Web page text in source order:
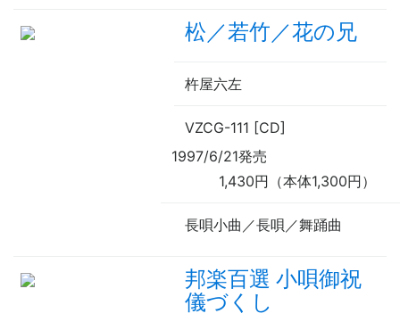
松／若竹／花の兄
杵屋六左
VZCG-111 [CD]
1997/6/21発売
1,430円（本体1,300円）
長唄小曲／長唄／舞踊曲
邦楽百選 小唄御祝
儀づくし